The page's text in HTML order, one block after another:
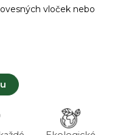
vloček nebo